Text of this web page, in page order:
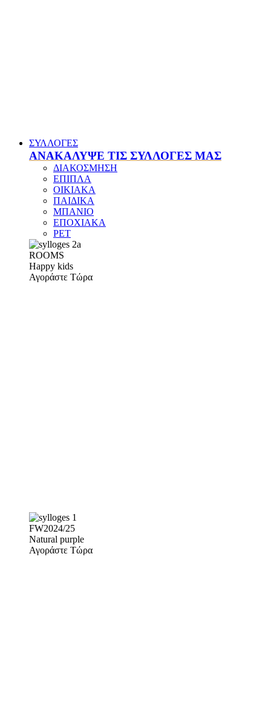
ΣΥΛΛΟΓΕΣ
ΑΝΑΚΑΛΥΨΕ ΤΙΣ ΣΥΛΛΟΓΕΣ ΜΑΣ
ΔΙΑΚΟΣΜΗΣΗ
ΕΠΙΠΛΑ
ΟΙΚΙΑΚΑ
ΠΑΙΔΙΚΑ
ΜΠΑΝΙΟ
ΕΠΟΧΙΑΚΑ
PET
ROOMS
Happy kids
Αγοράστε Τώρα
FW2024/25
Natural purple
Αγοράστε Τώρα